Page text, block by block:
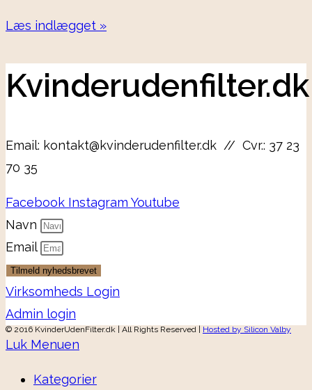
Læs indlægget »
Kvinderudenfilter.dk
Email: kontakt@kvinderudenfilter.dk // Cvr.: 37 23
70 35
Facebook Instagram Youtube
Navn
Email
Tilmeld nyhedsbrevet
Virksomheds Login
Admin login
© 2016 KvinderUdenFilter.dk | All Rights Reserved | Hosted by Silicon Valby
Luk Menuen
Kategorier